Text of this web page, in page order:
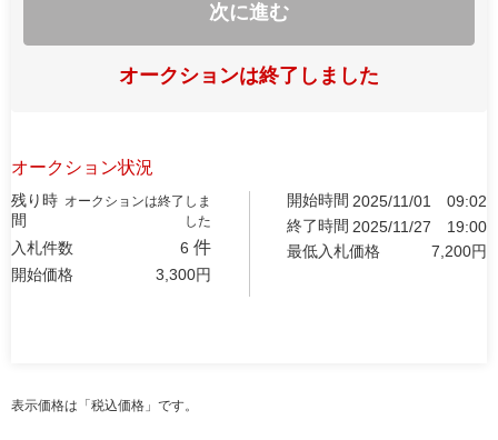
次に進む
オークションは終了しました
オークション状況
残り時
間
オークションは終了しま
した
入札件数 6 件
開始価格 3,300円
開始時間 2025/11/01
09:02
終了時間 2025/11/27
19:00
最低入札価格
7,200円
表示価格は「税込価格」です。